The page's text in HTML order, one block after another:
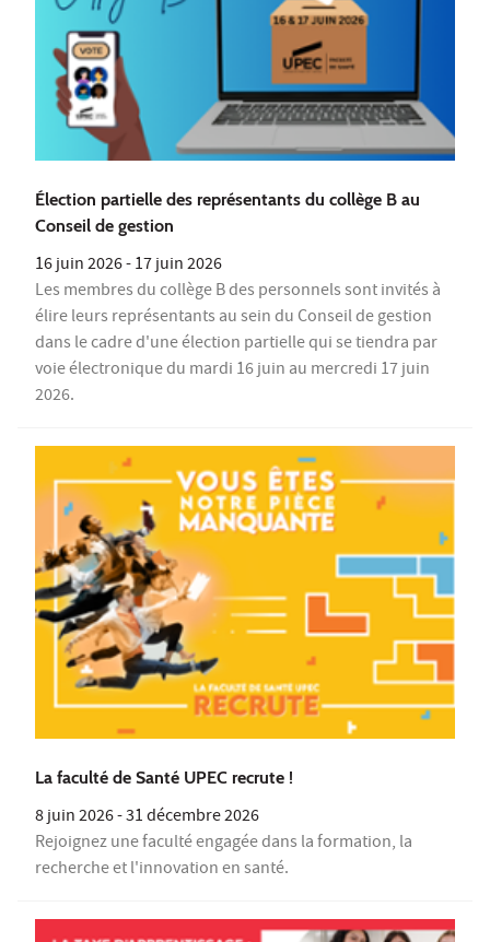
Élection partielle des représentants du collège B au
Conseil de gestion
16 juin 2026-17 juin 2026
Les membres du collège B des personnels sont invités à
élire leurs représentants au sein du Conseil de gestion
dans le cadre d'une élection partielle qui se tiendra par
voie électronique du mardi 16 juin au mercredi 17 juin
2026.
La faculté de Santé UPEC recrute !
8 juin 2026-31 décembre 2026
Rejoignez une faculté engagée dans la formation, la
recherche et l'innovation en santé.